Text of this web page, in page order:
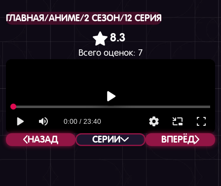
ГЛАВНАЯ/АНИМЕ/2 СЕЗОН/12 СЕРИЯ
8.3
Всего оценок: 7
НАЗАД СЕРИИ ВПЕРЁД